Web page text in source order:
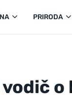
PRIRODA